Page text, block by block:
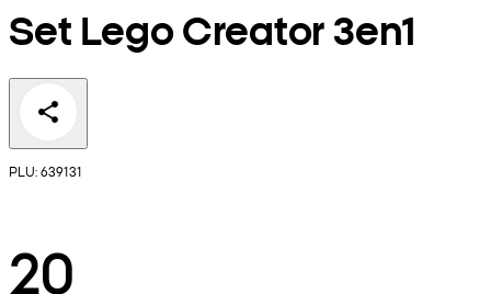
Set Lego Creator 3en1
PLU: 639131
20